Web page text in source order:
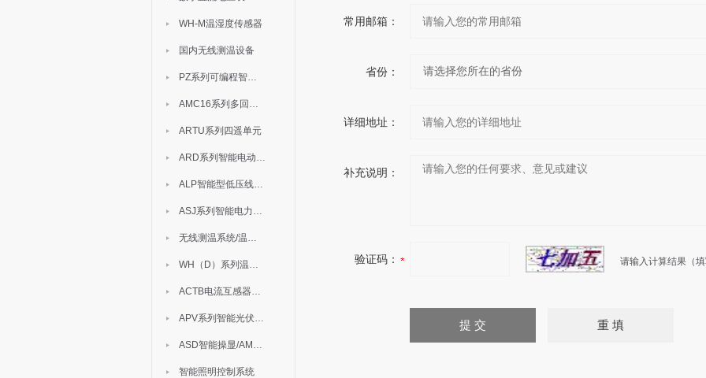
WH-M温湿度传感器
国内无线测温设备
PZ系列可编程智能表
AMC16系列多回路监控装置
ARTU系列四遥单元
ARD系列智能电动机保护器
ALP智能型低压线路保护装置
ASJ系列智能电力继电器
无线测温系统/温度巡检
WH（D）系列温湿度控制器
ACTB电流互感器过电压保护器
APV系列智能光伏汇流箱
ASD智能操显/AM中压保护
智能照明控制系统
常用邮箱：
省份：
详细地址：
补充说明：
验证码： 请输入计算结果（